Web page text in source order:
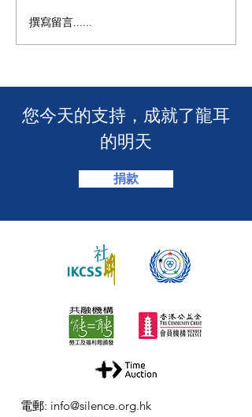
香港警務處 | 網上申請992
緊急短訊求助服務
撰寫留言......
​您今天的支持，成就了龍耳
的明天
捐款
電郵: info@silence.org.hk